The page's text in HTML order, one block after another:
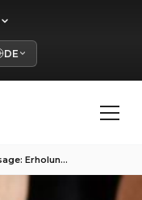
DE
Sportmassage: Erholung nach dem Training